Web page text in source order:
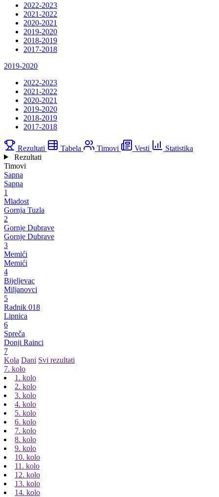
2022-2023
2021-2022
2020-2021
2019-2020
2018-2019
2017-2018
2019-2020
2022-2023
2021-2022
2020-2021
2019-2020
2018-2019
2017-2018
Rezultati Tabela Timovi Vesti
Statistika
Rezultati
Timovi
Sapna
Sapna
1
Mladost
Gornja Tuzla
2
Gornje Dubrave
Gornje Dubrave
3
Memići
Memići
4
Bijeljevac
Miljanovci
5
Radnik 018
Lipnica
6
Spreča
Donji Rainci
7
Kola Dani Svi rezultati
7. kolo
1. kolo
2. kolo
3. kolo
4. kolo
5. kolo
6. kolo
7. kolo
8. kolo
9. kolo
10. kolo
11. kolo
12. kolo
13. kolo
14. kolo